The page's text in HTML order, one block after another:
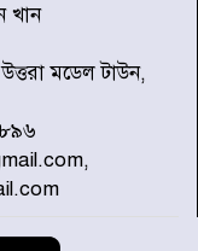
৫ শতাংশ
সরকার মন্ত্রীর
দেখলেন এনসিপি
খান
মডেল টাউন,